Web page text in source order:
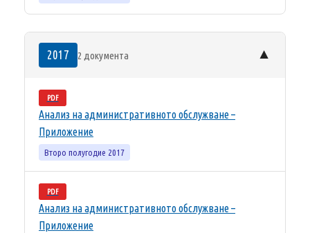
2017 2 документа ▼
PDF
Анализ на административното обслужване –
Приложение
Второ полугодие 2017
PDF
Анализ на административното обслужване –
Приложение